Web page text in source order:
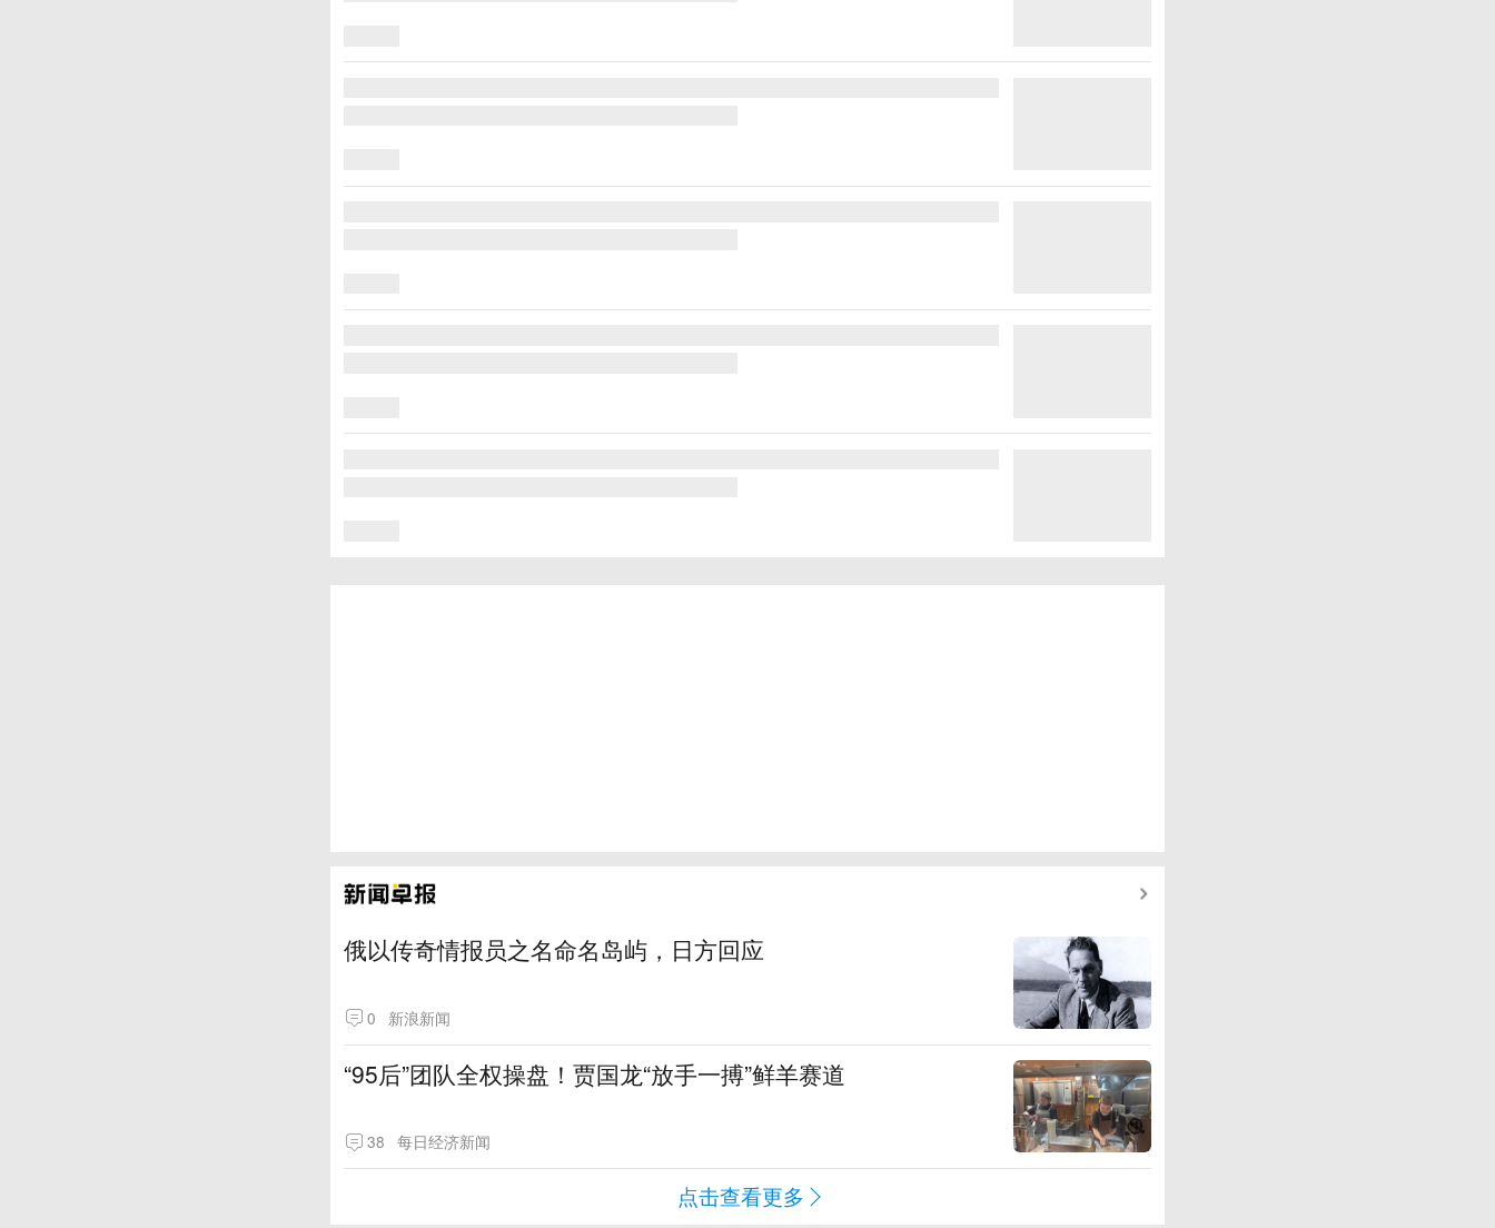
俄以传奇情报员之名命名岛屿，日方回应
0 新浪新闻
“95后”团队全权操盘！贾国龙“放手一搏”鲜羊赛道
38 每日经济新闻
点击查看更多